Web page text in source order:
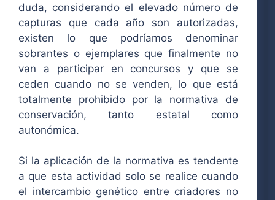
duda, considerando el elevado número de
capturas que cada año son autorizadas,
existen lo que podríamos denominar
sobrantes o ejemplares que finalmente no
van a participar en concursos y que se
ceden cuando no se venden, lo que está
totalmente prohibido por la normativa de
conservación, tanto estatal como
autonómica.
Si la aplicación de la normativa es tendente
a que esta actividad solo se realice cuando
el intercambio genético entre criadores no